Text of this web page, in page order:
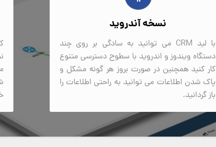
نسخه آندروید
با لید CRM می توانید به سادگی بر روی چند
دستگاه ویندوز و اندروید با سطوح دسترسی متنوع
کار کنید همچنین در صورت بروز هر گونه مشکل و
پاک شدن اطلاعات می توانید به راحتی اطلاعات را
باز گردانید.